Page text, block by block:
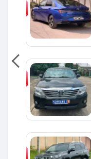
SPÉCIAL